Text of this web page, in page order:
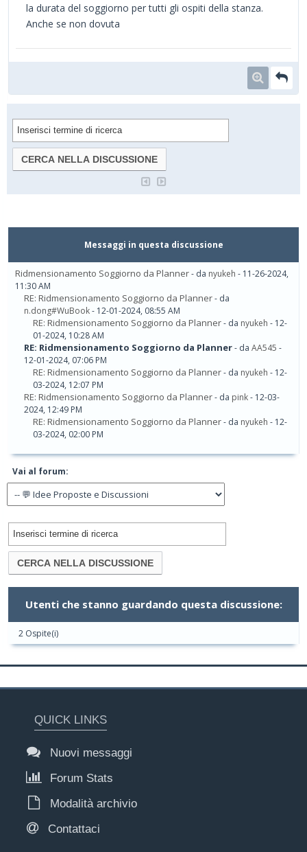
la durata del soggiorno per tutti gli ospiti della stanza.
Anche se non dovuta
Messaggi in questa discussione
Ridmensionamento Soggiorno da Planner- da nyukeh - 11-26-2024,
11:30 AM
RE: Ridmensionamento Soggiorno da Planner- da
n.dong#WuBook- 12-01-2024, 08:55 AM
RE: Ridmensionamento Soggiorno da Planner- da nyukeh - 12-
01-2024, 10:28 AM
RE: Ridmensionamento Soggiorno da Planner- da AA545 -
12-01-2024, 07:06 PM
RE: Ridmensionamento Soggiorno da Planner- da nyukeh - 12-
03-2024, 12:07 PM
RE: Ridmensionamento Soggiorno da Planner- da pink- 12-03-
2024, 12:49 PM
RE: Ridmensionamento Soggiorno da Planner- da nyukeh - 12-
03-2024, 02:00 PM
Vai al forum:
Utenti che stanno guardando questa discussione:
2 Ospite(i)
QUICK LINKS
Nuovi messaggi
Forum Stats
Modalità archivio
Contattaci